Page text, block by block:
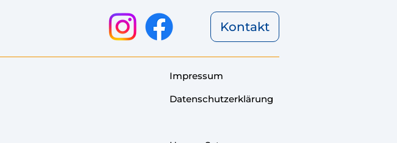
Kontakt
Impressum
Datenschutzerklärung